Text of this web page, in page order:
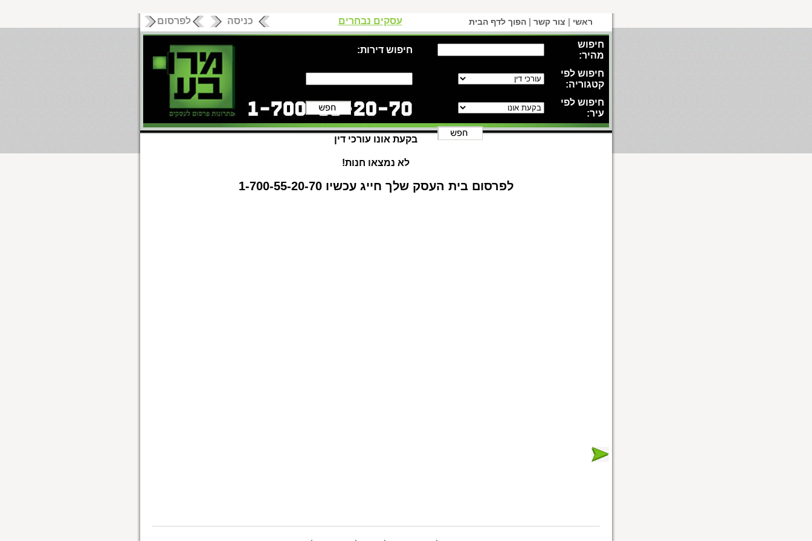
ראשי | צור קשר | הפוך לדף הבית לפרסום כניסה עסקים נבחרים
חיפוש
מהיר:
חיפוש דירות:
חיפוש לפי
קטגוריה:
חיפוש לפי
עיר:
בקעת אונו עורכי דין
לא נמצאו חנות!
לפרסום בית העסק שלך חייג עכשיו 1-700-55-20-70